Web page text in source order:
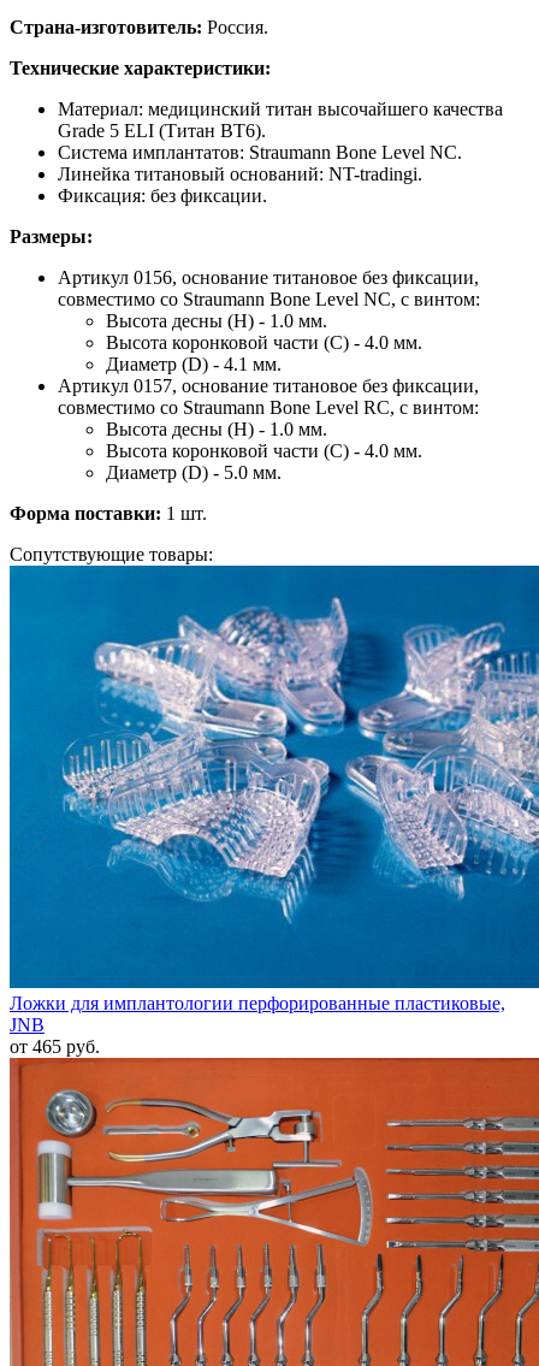
Страна-изготовитель: Россия.
Технические характеристики:
Материал: медицинский титан высочайшего качества
Grade 5 ELI (Титан ВТ6).
Система имплантатов: Straumann Bone Level NC.
Линейка титановый оснований: NT-tradingi.
Фиксация: без фиксации.
Размеры:
Артикул 0156, основание титановое без фиксации,
совместимо со Straumann Bone Level NC, с винтом:
Высота десны (H) - 1.0 мм.
Высота коронковой части (C) - 4.0 мм.
Диаметр (D) - 4.1 мм.
Артикул 0157, основание титановое без фиксации,
совместимо со Straumann Bone Level RC, с винтом:
Высота десны (H) - 1.0 мм.
Высота коронковой части (C) - 4.0 мм.
Диаметр (D) - 5.0 мм.
Форма поставки: 1 шт.
Сопутствующие товары:
Ложки для имплантологии перфорированные пластиковые,
JNB
от 465 руб.